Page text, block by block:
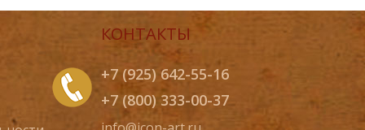
КОНТАКТЫ
+7 (925) 642-55-16
+7 (800) 333-00-37